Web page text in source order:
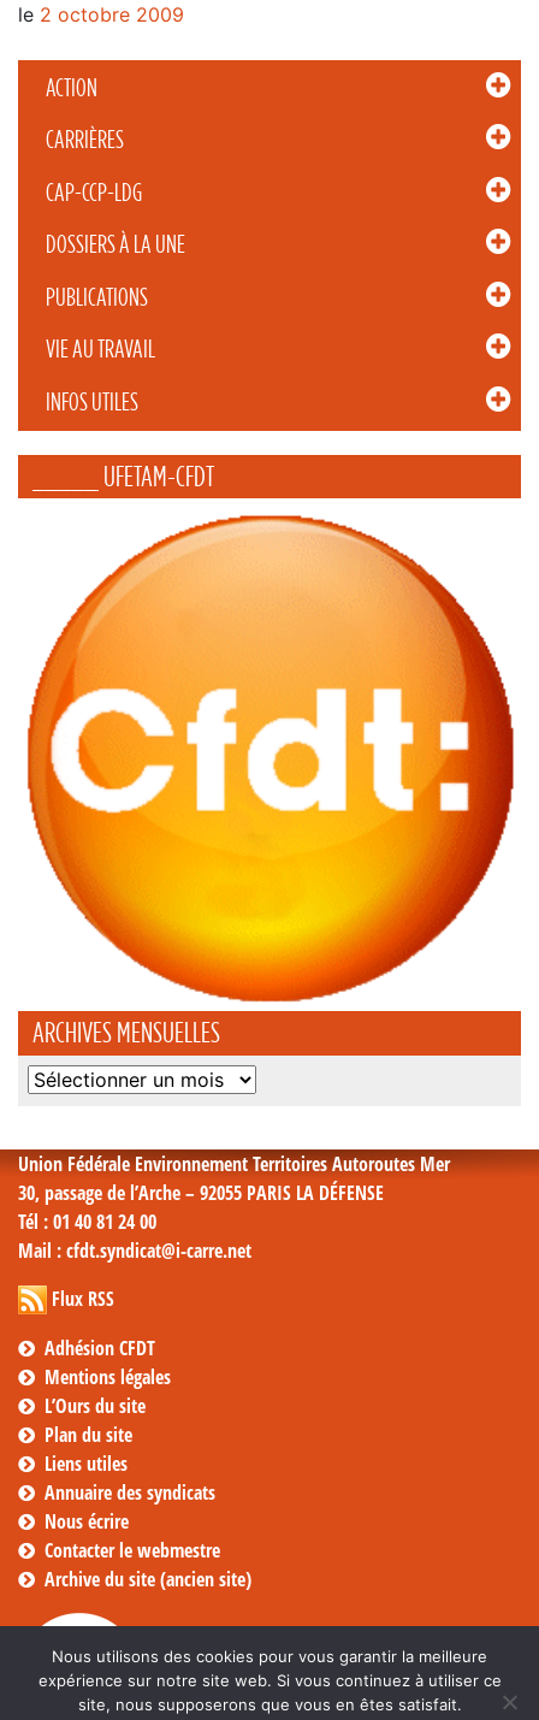
ACTION
CARRIÈRES
CAP-CCP-LDG
DOSSIERS À LA UNE
PUBLICATIONS
VIE AU TRAVAIL
INFOS UTILES
_____ UFETAM-CFDT
ARCHIVES MENSUELLES
Archives
le 2 octobre 2009
Union Fédérale Environnement Territoires Autoroutes Mer
30, passage de l’Arche – 92055 PARIS LA DÉFENSE
Tél : 01 40 81 24 00
Mail : cfdt.syndicat@i-carre.net
Flux RSS
Adhésion CFDT
Mentions légales
L’Ours du site
Plan du site
Liens utiles
Annuaire des syndicats
Nous écrire
Contacter le webmestre
Archive du site (ancien site)
Nous utilisons des cookies pour vous garantir la meilleure
expérience sur notre site web. Si vous continuez à utiliser ce
site, nous supposerons que vous en êtes satisfait.